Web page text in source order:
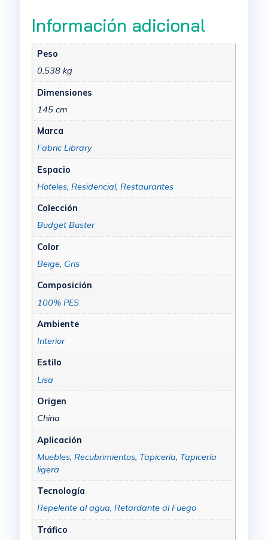
Información adicional
Peso
0,538 kg
Dimensiones
145 cm
Marca
Fabric Library
Espacio
Hoteles, Residencial, Restaurantes
Colección
Budget Buster
Color
Beige, Gris
Composición
100% PES
Ambiente
Interior
Estilo
Lisa
Origen
China
Aplicación
Muebles, Recubrimientos, Tapicería, Tapicería
ligera
Tecnología
Repelente al agua, Retardante al Fuego
Tráfico